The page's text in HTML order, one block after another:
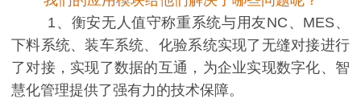
1、衡安无人值守称重系统与用友NC、MES、
下料系统、装车系统、化验系统实现了无缝对接进行
了对接，实现了数据的互通，为企业实现数字化、智
慧化管理提供了强有力的技术保障。